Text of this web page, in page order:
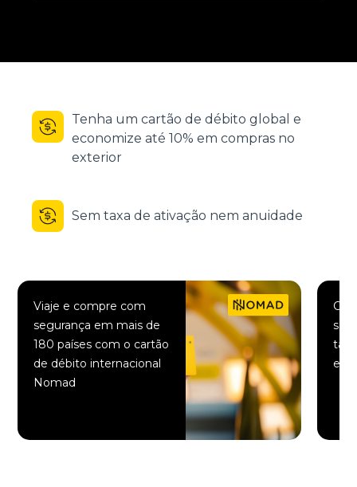
Tenha um cartão de débito global e
economize até 10% em compras no
exterior
Sem taxa de ativação nem anuidade
Viaje e compre com
segurança em mais de
180 países com o cartão
de débito internacional
Nomad